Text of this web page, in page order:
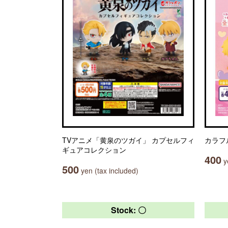
TVアニメ「黄泉のツガイ」 カプセルフィ
ギュアコレクション
500 yen (tax included)
カラ
400
Stock: 〇